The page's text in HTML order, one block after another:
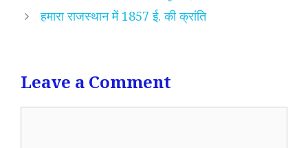
हमारा राजस्थान में 1857 ई. की क्रांति
Leave a Comment